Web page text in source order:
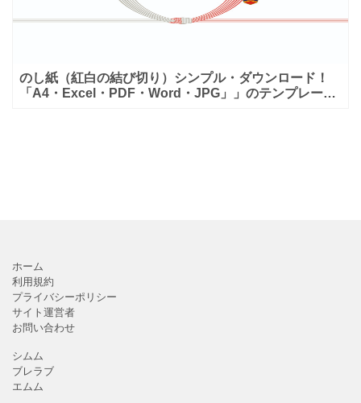
のし紙（紅白の結び切り）シンプル・ダウンロード！
「A4・Excel・PDF・Word・JPG」」のテンプレート
ホーム
利用規約
プライバシーポリシー
サイト運営者
お問い合わせ
シムム
ブレラブ
エムム